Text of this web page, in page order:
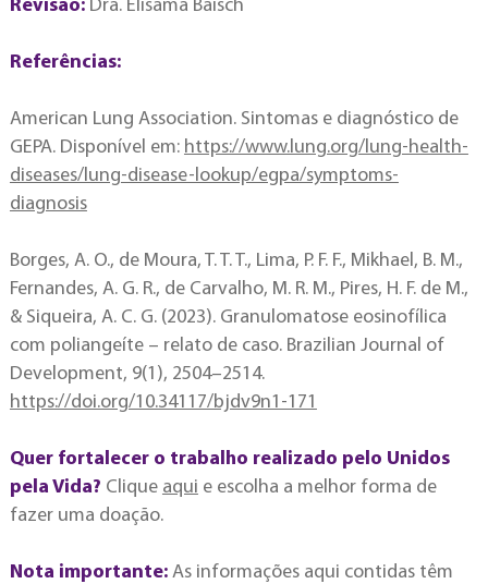
Revisão:Dra. Elisama Baisch
Referências:
American Lung Association. Sintomas e diagnóstico de
GEPA. Disponível em: https://www.lung.org/lung-health-
diseases/lung-disease-lookup/egpa/symptoms-
diagnosis
Borges, A. O., de Moura, T. T. T., Lima, P. F. F., Mikhael, B. M.,
Fernandes, A. G. R., de Carvalho, M. R. M., Pires, H. F. de M.,
& Siqueira, A. C. G. (2023). Granulomatose eosinofílica
com poliangeíte – relato de caso. Brazilian Journal of
Development, 9(1), 2504–2514.
https://doi.org/10.34117/bjdv9n1-171
Quer fortalecer o trabalho realizado pelo Unidos
pela Vida? Clique aqui e escolha a melhor forma de
fazer uma doação.
Nota importante:As informações aqui contidas têm